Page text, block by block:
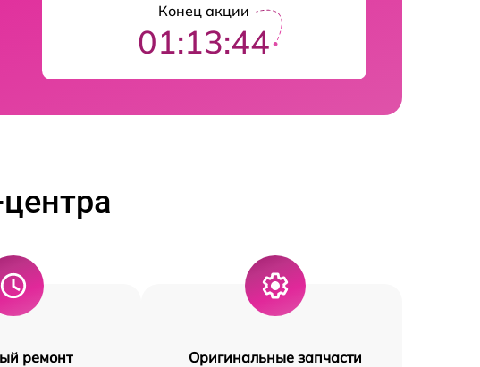
Конец акции
01:13:43
ремонт Оригинальные запчасти